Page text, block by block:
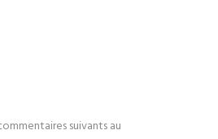
suivants au